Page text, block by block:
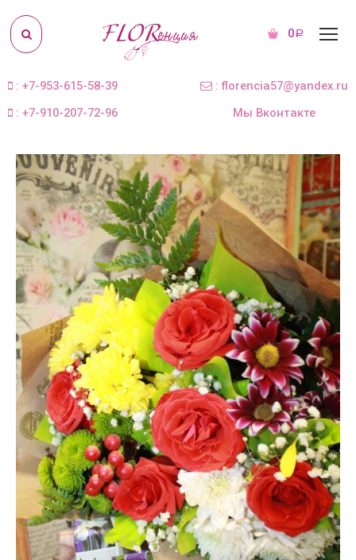
0Р
: +7-953-615-58-39
: +7-910-207-72-96
: florencia57@yandex.ru
Мы Вконтакте